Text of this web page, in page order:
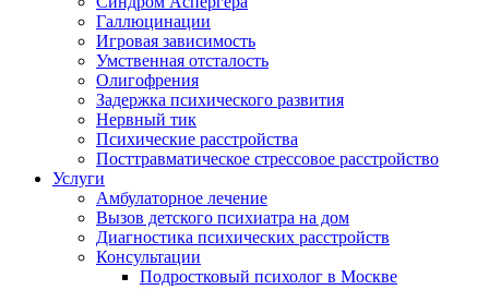
Галлюцинации
Игровая зависимость
Умственная отсталость
Олигофрения
Задержка психического развития
Нервный тик
Психические расстройства
Посттравматическое стрессовое расстройство
Услуги
Амбулаторное лечение
Вызов детского психиатра на дом
Диагностика психических расстройств
Консультации
Подростковый психолог в Москве